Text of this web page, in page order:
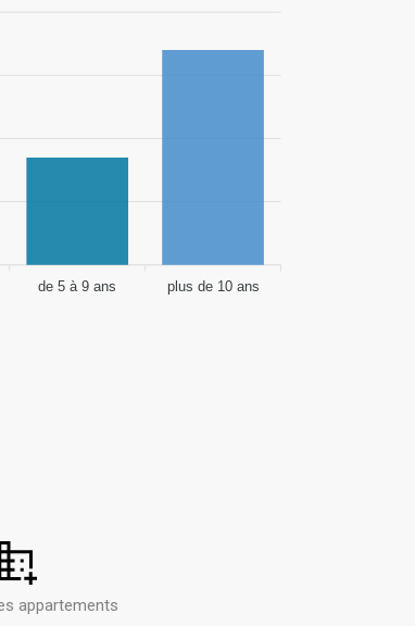
de 5 à 9 ans plus de 10 ans
appartements